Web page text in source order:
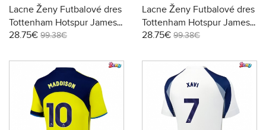
Lacne Ženy Futbalové dres
Tottenham Hotspur James
Maddison #10 2025-26
28.75€ 99.38€
Lacne Ženy Futbalové dres
Tottenham Hotspur James
Maddison #10 2025-26
28.75€ 99.38€